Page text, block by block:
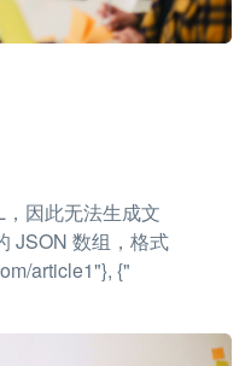
因此无法生成文
JSON 数组，格式
article1"}, {"